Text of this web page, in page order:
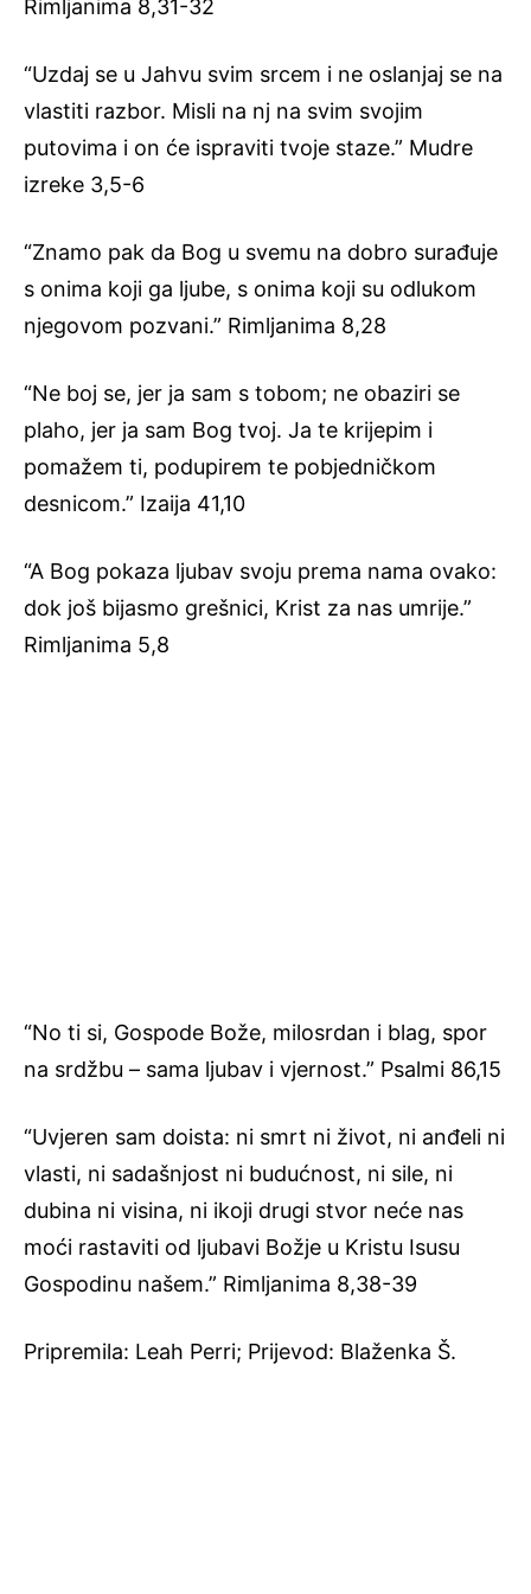
Rimljanima 8,31-32
“Uzdaj se u Jahvu svim srcem i ne oslanjaj se na
vlastiti razbor. Misli na nj na svim svojim
putovima i on će ispraviti tvoje staze.” Mudre
izreke 3,5-6
“Znamo pak da Bog u svemu na dobro surađuje
s onima koji ga ljube, s onima koji su odlukom
njegovom pozvani.” Rimljanima 8,28
“Ne boj se, jer ja sam s tobom; ne obaziri se
plaho, jer ja sam Bog tvoj. Ja te krijepim i
pomažem ti, podupirem te pobjedničkom
desnicom.” Izaija 41,10
“A Bog pokaza ljubav svoju prema nama ovako:
dok još bijasmo grešnici, Krist za nas umrije.”
Rimljanima 5,8
“No ti si, Gospode Bože, milosrdan i blag, spor
na srdžbu – sama ljubav i vjernost.” Psalmi 86,15
“Uvjeren sam doista: ni smrt ni život, ni anđeli ni
vlasti, ni sadašnjost ni budućnost, ni sile, ni
dubina ni visina, ni ikoji drugi stvor neće nas
moći rastaviti od ljubavi Božje u Kristu Isusu
Gospodinu našem.” Rimljanima 8,38-39
Pripremila: Leah Perri; Prijevod: Blaženka Š.